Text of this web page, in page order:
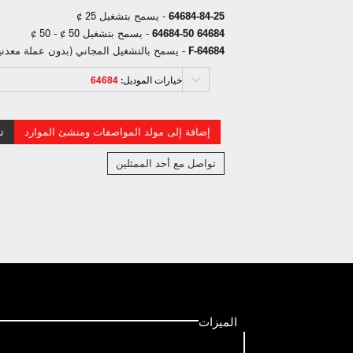
64684-84-25- يسمح بتشغيل 25 ¢
64684 64684-50
- يسمح بتشغيل 50 ¢ - 50 ¢
64684-F
- يسمح بالتشغيل المجاني (بدون عملة
خيارات الموديل:64684
إضافة إلى مولد المواصفات ومنشئ الموارد
تواصل مع أحد الممثلين
الميزات